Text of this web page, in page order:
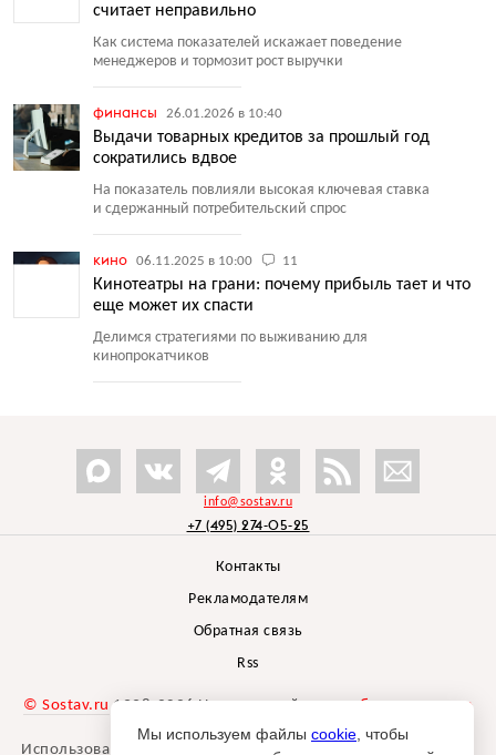
считает неправильно
Как система показателей искажает поведение
менеджеров и тормозит рост выручки
финансы 26.01.2026 в 10:40
Выдачи товарных кредитов за прошлый год
сократились вдвое
На показатель повлияли высокая ключевая ставка
и сдержанный потребительский спрос
кино 06.11.2025 в 10:00 11
Кинотеатры на грани: почему прибыль тает и что
еще может их спасти
Делимся стратегиями по выживанию для
кинопрокатчиков
info@sostav.ru
+7 (495) 274-05-25
Контакты
Рекламодателям
Обратная связь
Rss
© Sostav.ru 1998-2026 Независимый проектбрендингового
агентства Depot
Использование материалов Sostav.ru допустимо только при
Мы используем файлы cookie , чтобы